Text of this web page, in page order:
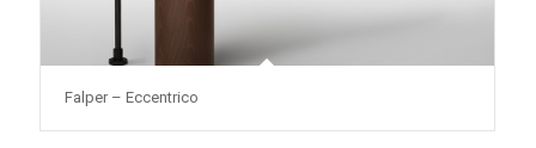
Falper – Eccentrico